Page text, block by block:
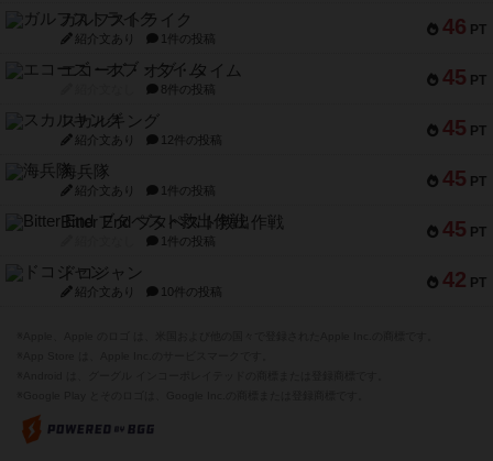
46 PT
ガルフストライク
紹介文あり 1件の投稿
45 PT
エコーズ・オブ・タイム
8件の投稿
45 PT
スカルキング
紹介文あり 12件の投稿
45 PT
海兵隊
紹介文あり 1件の投稿
45 PT
Bitter End ブタペスト救出作戦
1件の投稿
42 PT
ドコジャン
紹介文あり 10件の投稿